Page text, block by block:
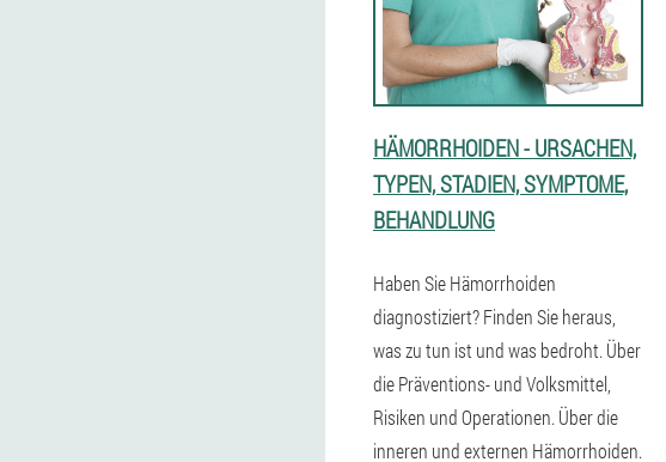
HÄMORRHOIDEN - URSACHEN,
TYPEN, STADIEN, SYMPTOME,
BEHANDLUNG
Haben Sie Hämorrhoiden
diagnostiziert? Finden Sie heraus,
was zu tun ist und was bedroht. Über
die Präventions- und Volksmittel,
Risiken und Operationen. Über die
inneren und externen Hämorrhoiden.